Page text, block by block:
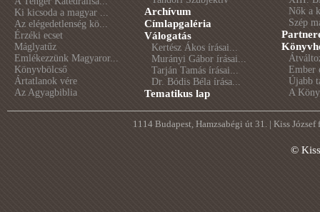
Ki kicsoda a magyar ...
Az elégedetlenség kö...
Érzéki ecset
Máglyatűz
Emlékezzünk Magyaror...
Könyvbölcső
Ártatlanok vére
Az Agyagbiblia
Archívum
Címlapgaléria
Válogatás
Kertész Ákos írásai...
Murányi Gábor írásai...
Tarján Tamás írásai...
Dr. Bódis Béla írása...
Tematikus lap
Nők a
Szép
Ember
Újabb
A
1114 Budapest, Hamzsabégi út 31. | Kiss
©